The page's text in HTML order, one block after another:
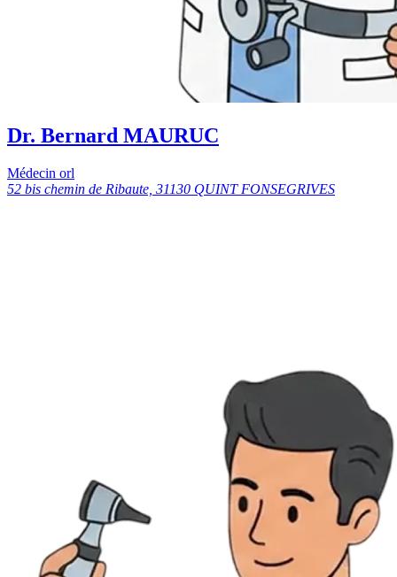
Dr. Bernard MAURUC
Médecin orl
52 bis chemin de Ribaute, 31130 QUINT FONSEGRIVES